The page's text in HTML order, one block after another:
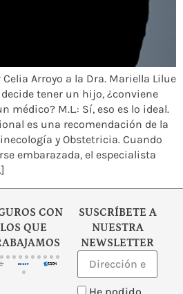
Arroyo a la Dra. Mariella Lilue
tener un hijo, ¿conviene
médico? M.L.: Sí, eso es lo ideal.
es una recomendación de la
y Obstetricia. Cuando
embarazada, el especialista
CON
LOS QUE
SUSCRÍBETE A
NUESTRA
NEWSLETTER